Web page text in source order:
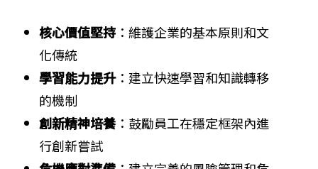
核心價值堅持 ：維護企業的基本原則和文
化傳統
學習能力提升：建立快速學習和知識轉移
的機制
創新精神培養：鼓勵員工在穩定框架內進
行創新嘗試